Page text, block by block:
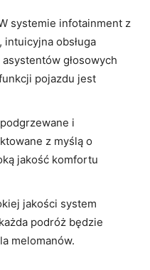
systemie infotainment z
obsługa
głosowych
pojazdu jest
i
z myślą o
jakość komfortu
jakości system
podróż będzie
melomanów.